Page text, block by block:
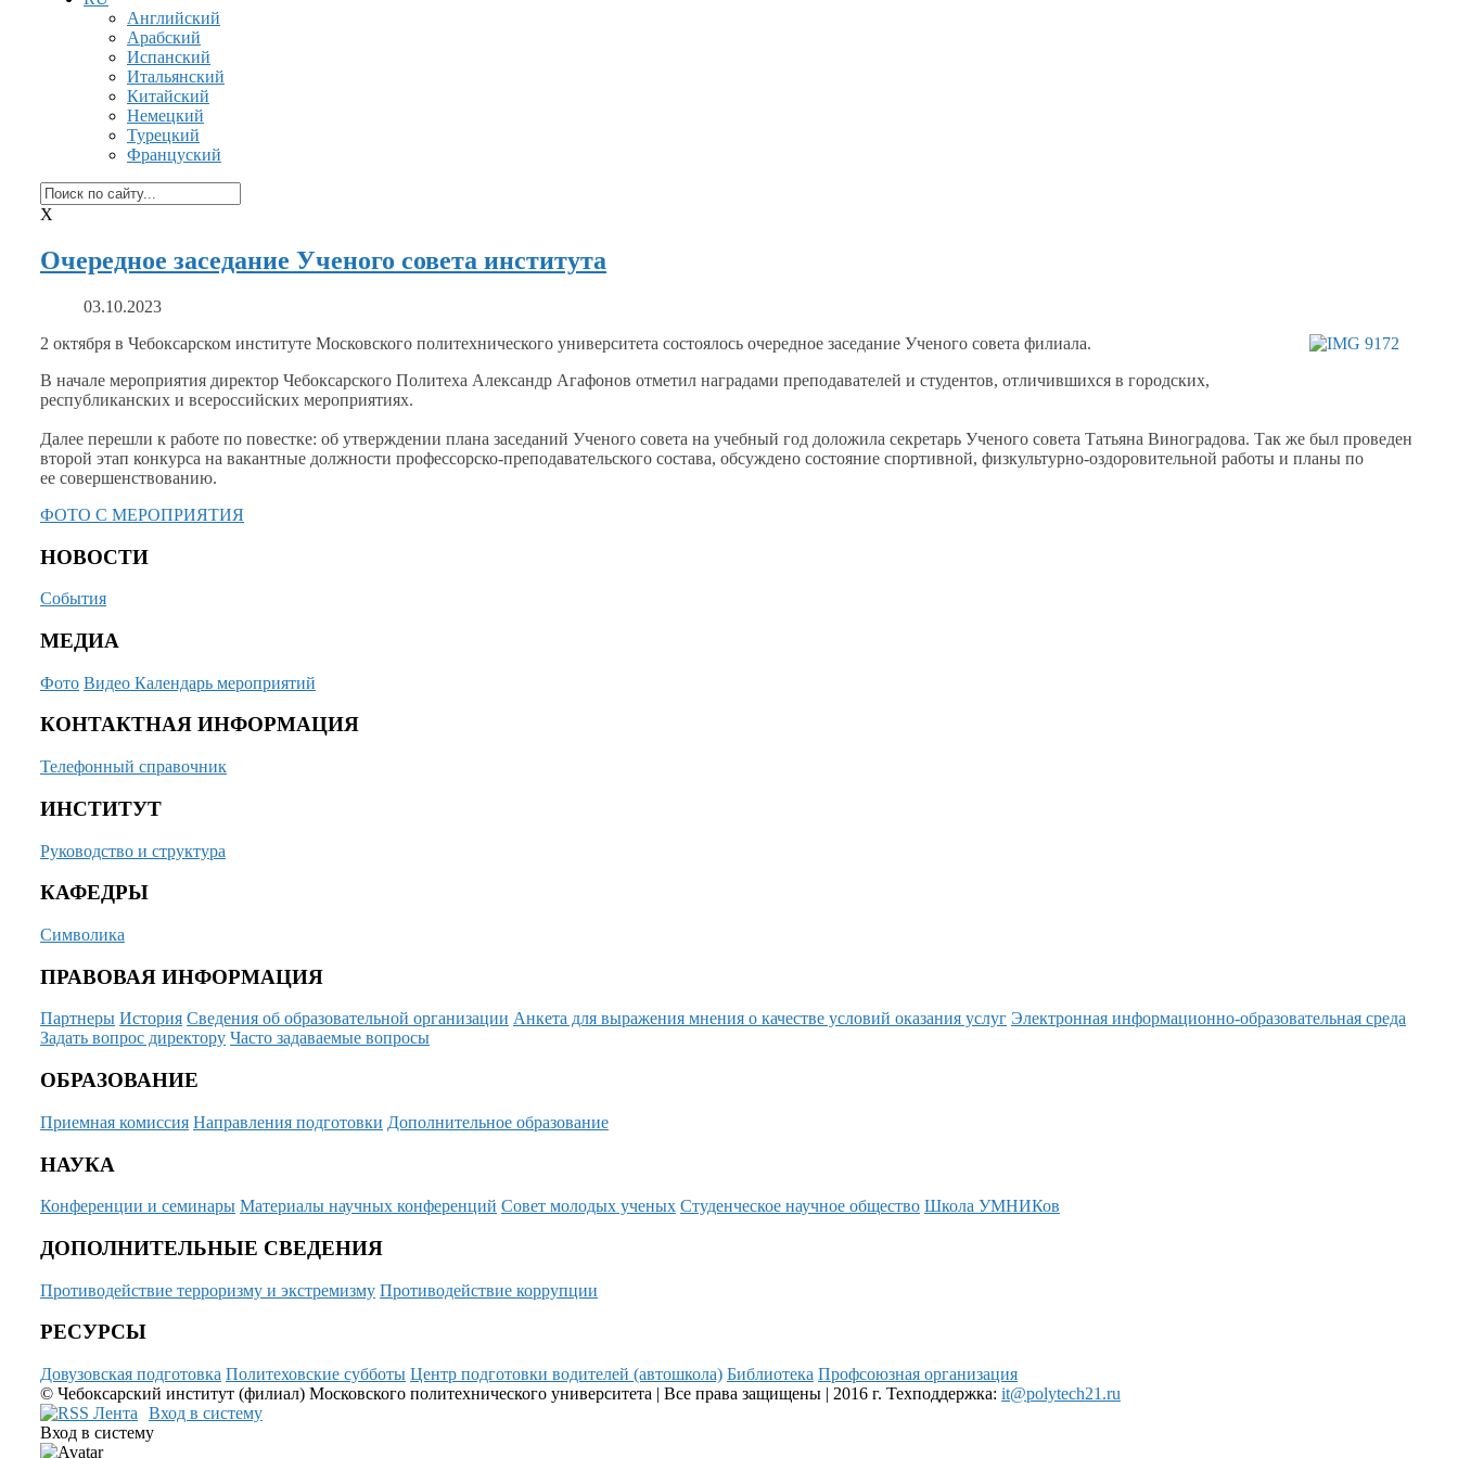
Английский
Арабский
Испанский
Итальянский
Китайский
Немецкий
Турецкий
Француский
X
Очередное заседание Ученого совета института
03.10.2023
2 октября в Чебоксарском институте Московского политехнического университета состоялось очередное заседание Ученого совета филиала.
В начале мероприятия директор Чебоксарского Политеха Александр Агафонов отметил наградами преподавателей и студентов, отличившихся в городских,
республиканских и всероссийских мероприятиях.
Далее перешли к работе по повестке: об утверждении плана заседаний Ученого совета на учебный год доложила секретарь Ученого совета Татьяна Виноградова. Так же был проведен
второй этап конкурса на вакантные должности профессорско-преподавательского состава, обсуждено состояние спортивной, физкультурно-оздоровительной работы и планы по
ее совершенствованию.
ФОТО С МЕРОПРИЯТИЯ
НОВОСТИ
События
МЕДИА
Фото Видео Календарь мероприятий
КОНТАКТНАЯ ИНФОРМАЦИЯ
Телефонный справочник
ИНСТИТУТ
Руководство и структура
КАФЕДРЫ
Символика
ПРАВОВАЯ ИНФОРМАЦИЯ
Партнеры История Сведения об образовательной организации Анкета для выражения мнения о качестве условий оказания услуг Электронная информационно-образовательная среда
Задать вопрос директору Часто задаваемые вопросы
ОБРАЗОВАНИЕ
Приемная комиссия Направления подготовки Дополнительное образование
НАУКА
Конференции и семинары Материалы научных конференций Совет молодых ученых Студенческое научное общество Школа УМНИКов
ДОПОЛНИТЕЛЬНЫЕ СВЕДЕНИЯ
Противодействие терроризму и экстремизму Противодействие коррупции
РЕСУРСЫ
Довузовская подготовка Политеховские субботы Центр подготовки водителей (автошкола) Библиотека Профсоюзная организация
© Чебоксарский институт (филиал) Московского политехнического университета | Все права защищены | 2016 г. Техподдержка: it@polytech21.ru
Вход в систему
Вход в систему